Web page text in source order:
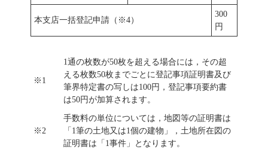
本支店一括登記申請（※4）
300
円
※1
1通の枚数が50枚を超える場合には，その超
える枚数50枚までごとに登記事項証明書及び
筆界特定書の写しは100円，登記事項要約書
は50円が加算されます。
※2
手数料の単位については，地図等の証明書は
「1筆の土地又は1個の建物」，土地所在図の
証明書は「1事件」となります。